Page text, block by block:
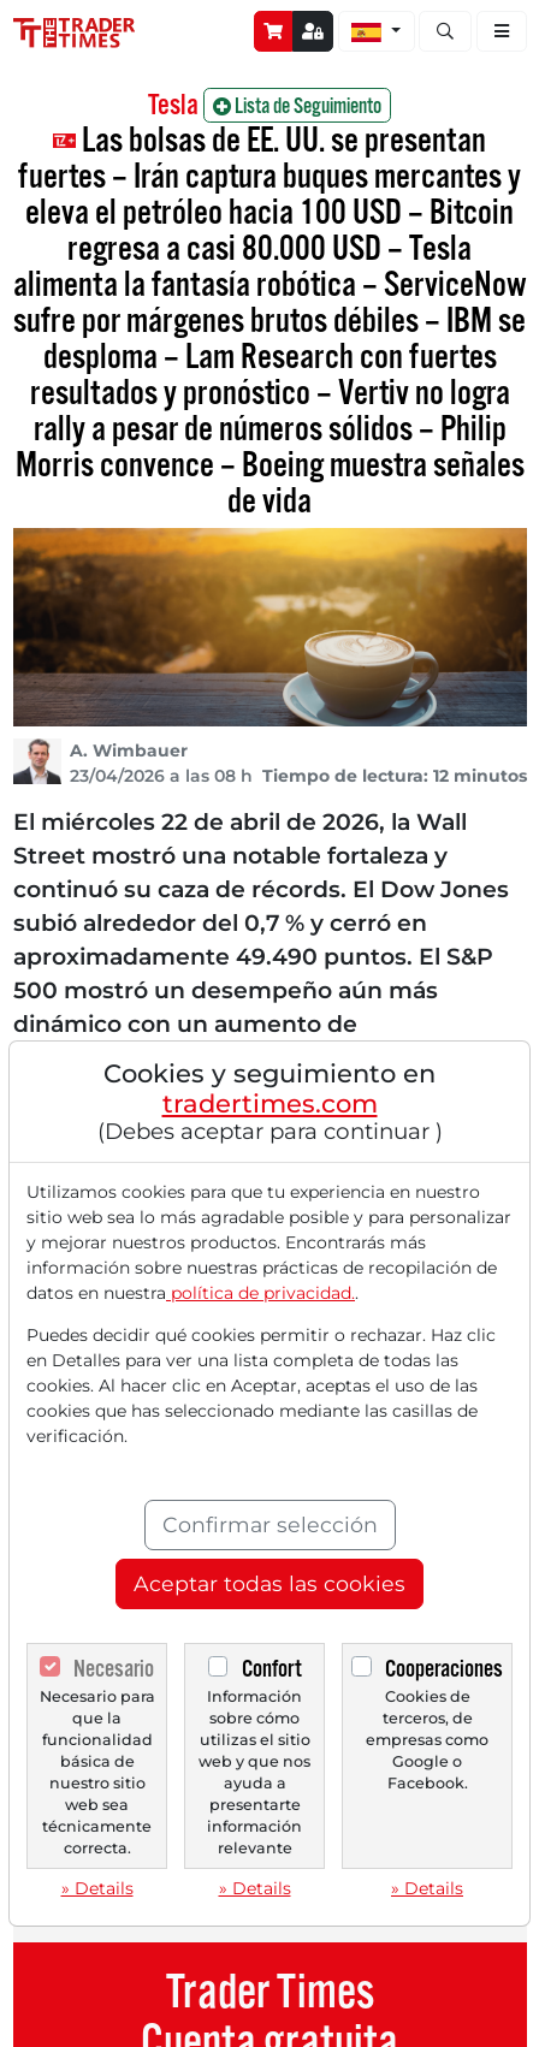
Abrir
Tesla Lista de Seguimiento
Las bolsas de EE. UU. se presentan
fuertes – Irán captura buques mercantes y
eleva el petróleo hacia 100 USD – Bitcoin
regresa a casi 80.000 USD – Tesla
alimenta la fantasía robótica – ServiceNow
sufre por márgenes brutos débiles – IBM se
desploma – Lam Research con fuertes
resultados y pronóstico – Vertiv no logra
rally a pesar de números sólidos – Philip
Morris convence – Boeing muestra señales
de vida
A. Wimbauer
23/04/2026 a las 08 h Tiempo de lectura: 12 minutos
El miércoles 22 de abril de 2026, la Wall
Street mostró una notable fortaleza y
continuó su caza de récords. El Dow Jones
subió alrededor del 0,7 % y cerró en
aproximadamente 49.490 puntos. El S&P
500 mostró un desempeño aún más
dinámico con un aumento de
aproximadamente 1,0 % a un nuevo
máximo histórico de 7.137,90 unidades. El
Nasdaq Composite , centrado en
tecnología, superó claramente a ambos con
un salto de alrededor del 1,6 % a un nivel
récord de 24.657,57 puntos. Una vez más
quedó claro que especialmente las
acciones...
Lee este artículo ahora con
Tus beneficios:
Cada mes, puedes leer5 artículos
de la sección premium de forma
gratuita.
Cada mes,2 números de prueba
del periódico Trader de forma
gratuita.
Crea una
lista de seguimiento
personal
con un resumen de las
noticias sobre tu acción.
Trader Times
Cookies y seguimiento en
tradertimes.com
(Debes aceptar para continuar )
Utilizamos cookies para que tu experiencia en nuestro
sitio web sea lo más agradable posible y para personalizar
y mejorar nuestros productos. Encontrarás más
información sobre nuestras prácticas de recopilación de
datos en nuestra política de privacidad..
Puedes decidir qué cookies permitir o rechazar. Haz clic
en Detalles para ver una lista completa de todas las
cookies. Al hacer clic en Aceptar, aceptas el uso de las
cookies que has seleccionado mediante las casillas de
verificación.
Confirmar selección
Aceptar todas las cookies
Necesario
Necesario para
que la
funcionalidad
básica de
nuestro sitio
web sea
técnicamente
correcta.
» Details
Confort
Información
sobre cómo
utilizas el sitio
web y que nos
ayuda a
presentarte
información
relevante
» Details
Cooperaciones
Cookies de
terceros, de
empresas como
Google o
Facebook.
» Details